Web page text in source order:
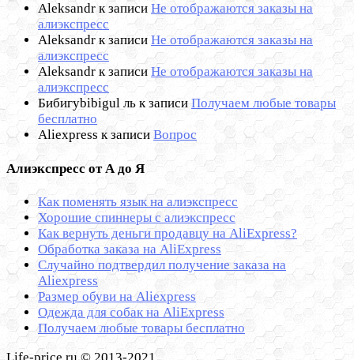
Aleksandr к записи Не отображаются заказы на
алиэкспресс
Aleksandr к записи Не отображаются заказы на
алиэкспресс
Aleksandr к записи Не отображаются заказы на
алиэкспресс
Бибигуbibigul ль к записи Получаем любые товары
бесплатно
Aliexpress к записи Вопрос
Алиэкспресс от А до Я
Как поменять язык на алиэкспресс
Хорошие спиннеры с алиэкспресс
Как вернуть деньги продавцу на AliExpress?
Обработка заказа на AliExpress
Cлучайно подтвердил получение заказа на
Aliexpress
Размер обуви на Aliexpress
Одежда для собак на AliExpress
Получаем любые товары бесплатно